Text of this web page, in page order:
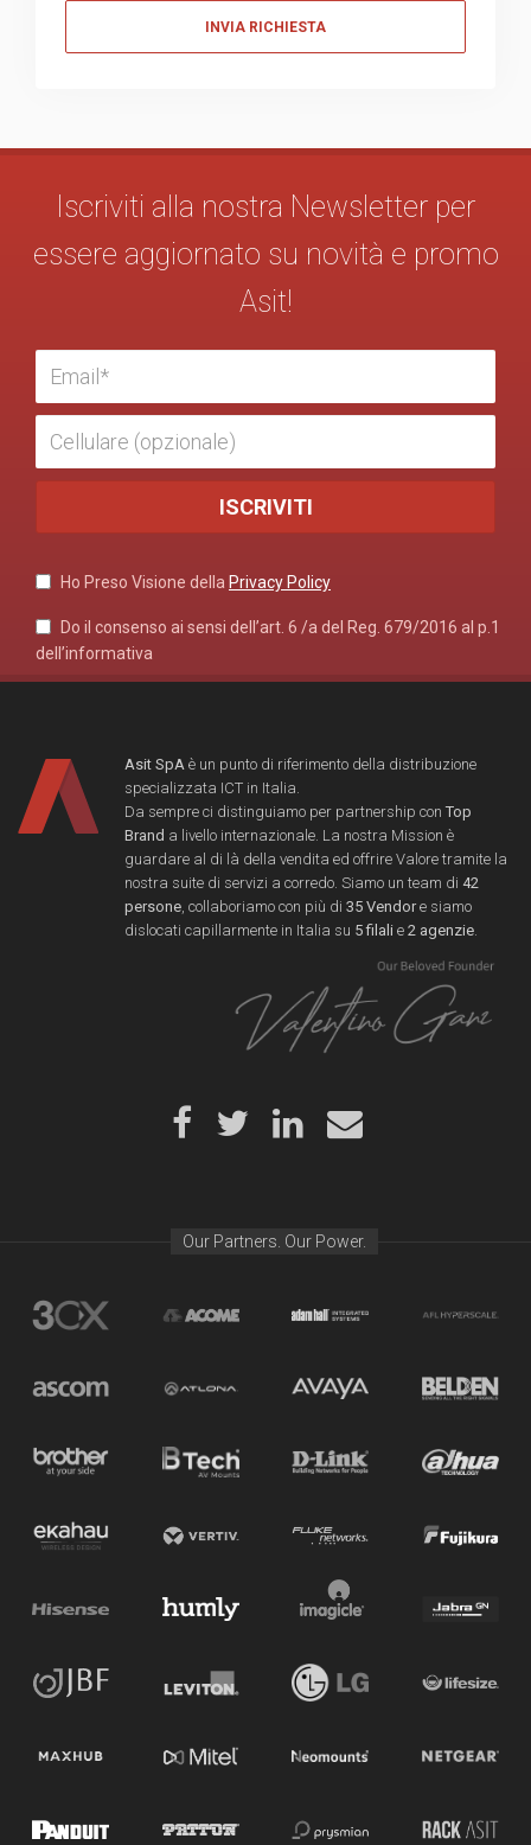
Iscriviti alla nostra Newsletter per
essere aggiornato su novità e promo
Asit!
Ho Preso Visione della Privacy Policy
Do il consenso ai sensi dell’art. 6 /a del Reg. 679/2016 al p.1
dell’informativa
Asit SpA è un punto di riferimento della distribuzione
specializzata ICT in Italia.
Da sempre ci distinguiamo per partnership con Top
Brand a livello internazionale. La nostra Mission è
guardare al di là della vendita ed offrire Valore tramite la
nostra suite di servizi a corredo. Siamo un team di 42
persone, collaboriamo con più di 35 Vendore siamo
dislocati capillarmente in Italia su 5 filali e 2 agenzie.